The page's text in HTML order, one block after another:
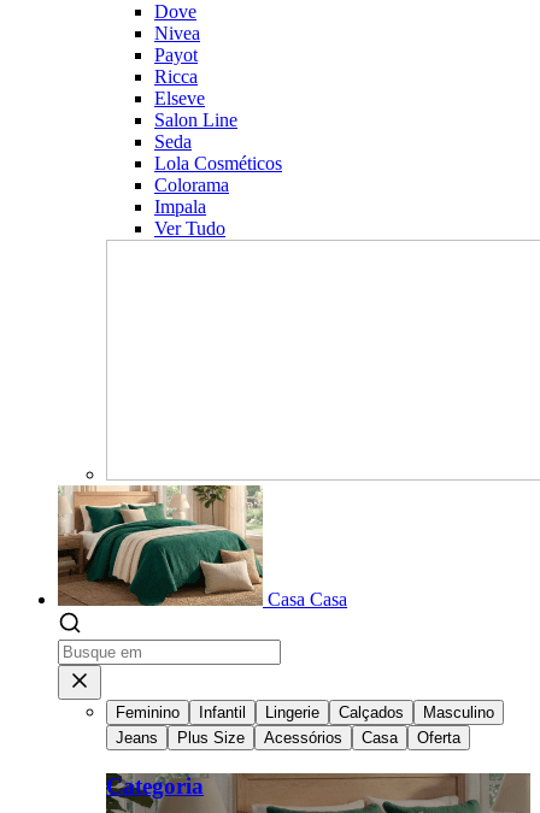
Dove
Nivea
Payot
Ricca
Elseve
Salon Line
Seda
Lola Cosméticos
Colorama
Impala
Ver Tudo
Casa Casa
Feminino Infantil Lingerie Calçados
Masculino
Jeans
Plus Size Acessórios Casa Oferta
Categoria